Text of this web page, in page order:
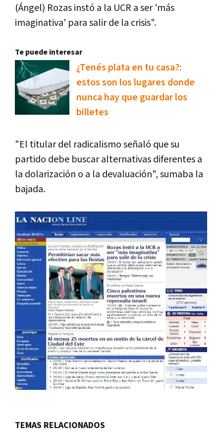
(Ángel) Rozas instó a la UCR a ser 'más
imaginativa' para salir de la crisis".
Te puede interesar
¿Tenés plata en tu casa?:
estos son los lugares donde
nunca hay que guardar los
billetes
"El titular del radicalismo señaló que su
partido debe buscar alternativas diferentes a
la dolarización o a la devaluación", sumaba la
bajada.
TEMAS RELACIONADOS